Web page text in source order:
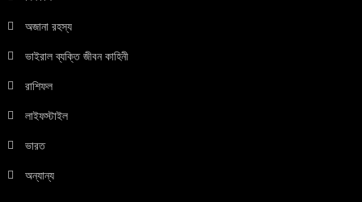
অজানা রহস্য
ভাইরাল ব্যক্তি জীবন কাহিনী
রাশিফল
লাইফস্টাইল
ভারত
অন্যান্য